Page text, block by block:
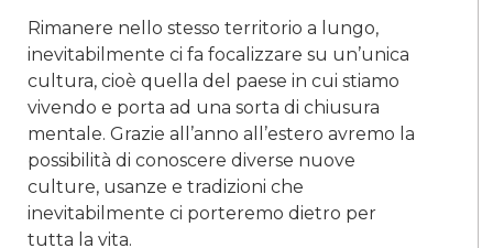
Rimanere nello stesso territorio a lungo,
inevitabilmente ci fa focalizzare su un’unica
cultura, cioè quella del paese in cui stiamo
vivendo e porta ad una sorta di chiusura
mentale. Grazie all’anno all’estero avremo la
possibilità di conoscere diverse nuove
culture, usanze e tradizioni che
inevitabilmente ci porteremo dietro per
tutta la vita.